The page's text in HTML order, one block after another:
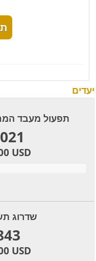
יעדים
תפעול מעבד
USD
שדרוג
USD